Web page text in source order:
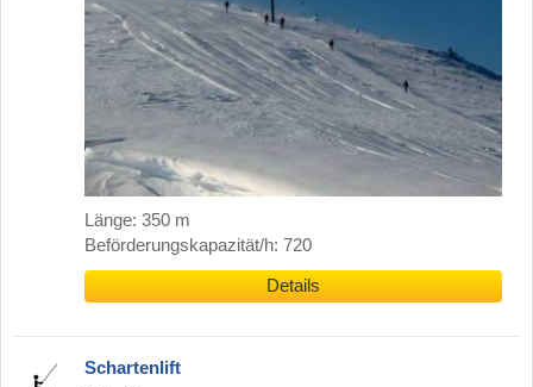
Länge: 350 m
Beförderungskapazität/h: 720
Details
Schartenlift